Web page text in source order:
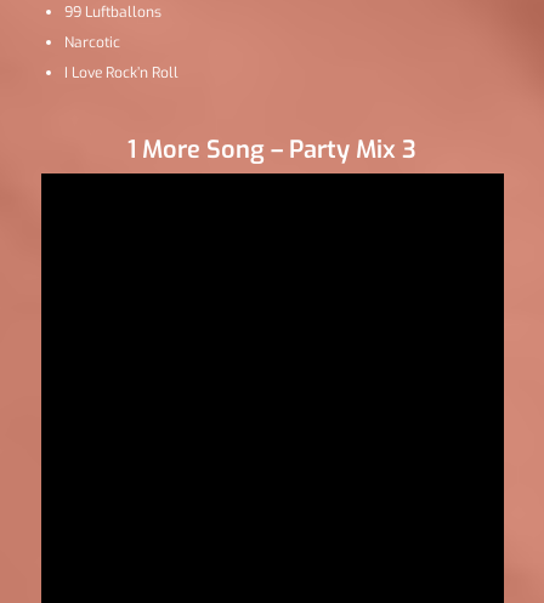
99 Luftballons
Narcotic
I Love Rock’n Roll
1 More Song – Party Mix 3